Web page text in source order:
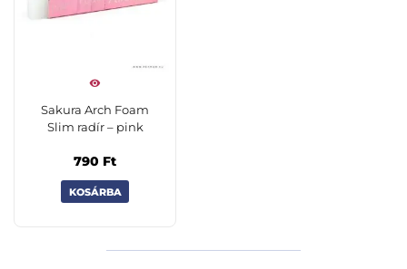
Sakura Arch Foam
Slim radír – pink
790 Ft
KOSÁRBA